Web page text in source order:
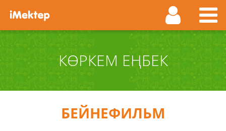
КӨРКЕМ ЕҢБЕК
БЕЙНЕФИЛЬМ